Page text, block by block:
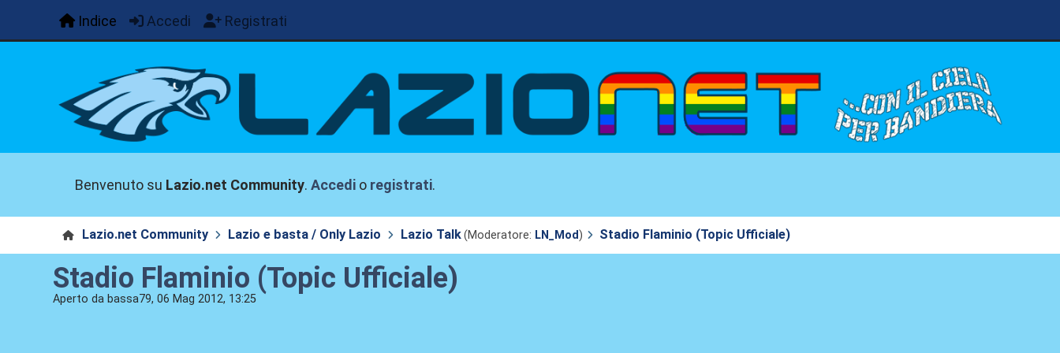
Indice Accedi Registrati
Benvenuto su Lazio.net Community.Accedi o registrati.
Lazio.net Community Lazio e basta / Only Lazio Lazio Talk(Moderatore: LN_Mod) Stadio Flaminio (Topic Ufficiale)
Stadio Flaminio (Topic Ufficiale)
Aperto da bassa79, 06 Mag 2012, 13:25